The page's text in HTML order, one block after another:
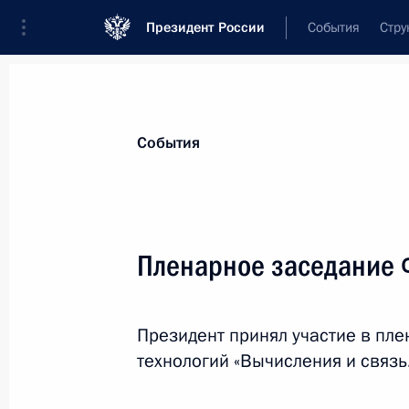
Президент России События
Встреча с участниками
олимпиады по финансовой
События
Пленарное заседание
Президент принял участие в
технологий «Вычисления и